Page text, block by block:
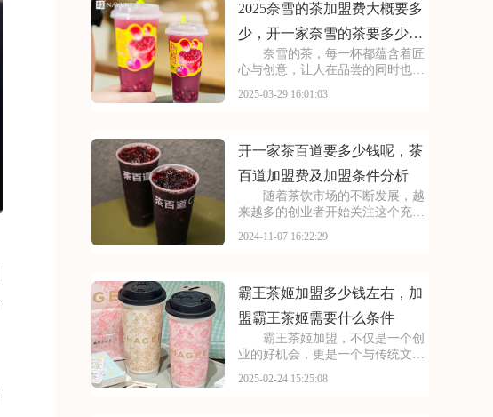
能为您提供参考~
2025奈雪的茶加盟费大概要多
少，开一家奈雪的茶要多少资
奈雪的茶，每一杯都蕴含着匠
心与创意，让人在品尝的同时也能
也有机会成为奈雪的茶的一员。通
将为你揭秘2025奈
2025-03-29 16:01:03
开一家茶百道要多少钱呢，茶
百道加盟费及加盟条件分析
随着茶饮市场的不断发展，越
来越多的创业者开始关注这个充满
的佼佼者，以其卓越的品质和创新
受市场欢迎的品牌共享
2024-11-07 16:22:29
霸王茶姬加盟多少钱左右，加
盟霸王茶姬需要什么条件
霸王茶姬加盟，不仅是一个创
业的好机会，更是一个与传统文化
深厚的文化底蕴和独特的品牌魅
2025-02-24 15:25:08